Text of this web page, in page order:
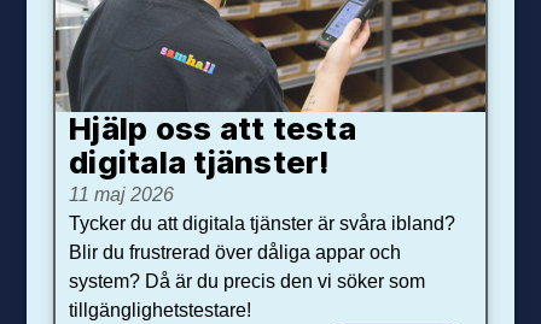
Hjälp oss att testa
digitala tjänster!
11 maj 2026
Tycker du att digitala tjänster är svåra ibland?
Blir du frustrerad över dåliga appar och
system? Då är du precis den vi söker som
tillgänglighetstestare!